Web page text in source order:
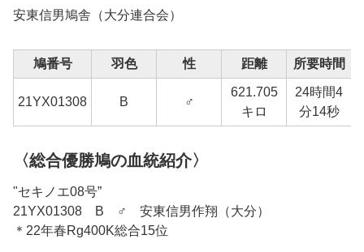
安東信男鳩舎（大分連合会）
鳩番号 羽色 性 距離 所要時間
21YX01308 B ♂
621.705
キロ
24時間4
分14秒
〈総合優勝鳩の血統紹介〉
"セキノエ08号”
21YX01308 B ♂ 安東信男作翔（大分）
＊22年春Rg400K総合15位